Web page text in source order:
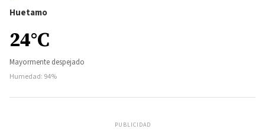
Huetamo
24°C
Mayormente despejado
Humedad: 94%
PUBLICIDAD